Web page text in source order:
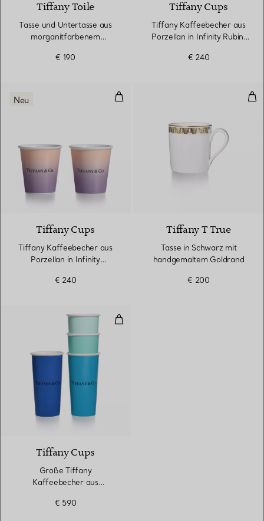
Tiffany Toile
Tasse und Untertasse aus
morganitfarbenem
€ 190
Tiffany Cups
Tiffany Kaffeebecher aus
Porzellan in Infinity Rubin,
€ 240
Tiffany Kaffeebecher aus
Neu
Tiffany Cups
Tiffany Kaffeebecher aus
Porzellan in Infinity
€ 240
Tiffany T True
Tasse in Schwarz mit
handgemaltem Goldrand
€ 200
Große Tiffany Kaffeebecher
Tiffany Cups
Große Tiffany
Kaffeebecher aus
€ 590